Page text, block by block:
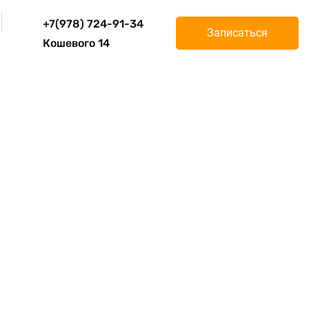
+7(978) 724-91-34
Кошевого 14
Записаться